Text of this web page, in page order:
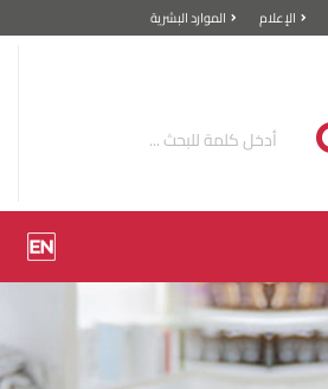
الإعلام الموارد البشرية